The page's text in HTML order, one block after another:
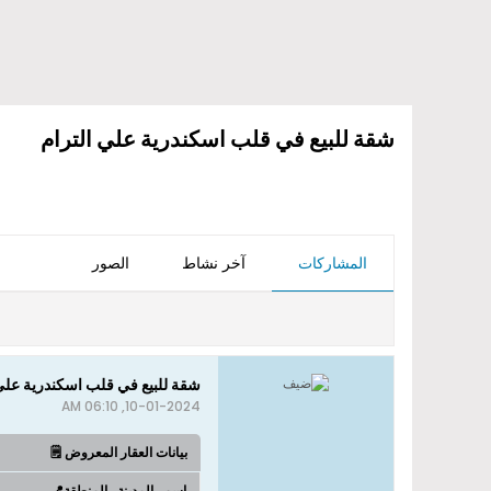
شقة للبيع في قلب اسكندرية علي الترام
المشاركات آخر نشاط الصور
شقة للبيع في قلب اسكندرية
10-01-2024, 06:10 AM
بيانات العقار المعروض 🗒️